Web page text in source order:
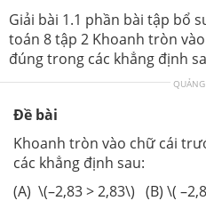
Giải bài 1.1 phần bài tập bổ
toán 8 tập 2 Khoanh tròn
đúng trong các khẳng định
Đề bài
Khoanh tròn vào chữ cái
các khẳng định sau:
(A) \(–2,83 > 2,83\) (B) \(